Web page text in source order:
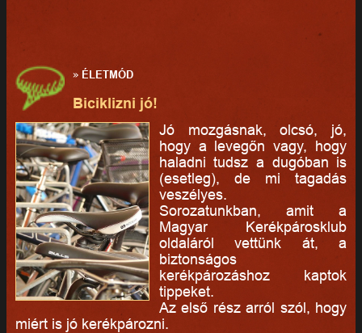
» ÉLETMÓD
Biciklizni jó!
Jó mozgásnak, olcsó, jó,
hogy a levegőn vagy, hogy
haladni tudsz a dugóban is
(esetleg), de mi tagadás
veszélyes.
Sorozatunkban, amit a
Magyar Kerékpárosklub
oldaláról vettünk át, a
biztonságos
kerékpározáshoz kaptok
tippeket.
Az első rész arról szól, hogy
miért is jó kerékpározni.